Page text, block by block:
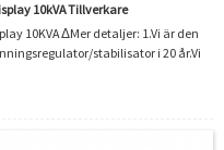
10kVA Tillverkare
10KVA ΔMer detaljer: 1.Vi är den
stabilisator i 20 år.Vi
Våra produkter var certifierade av
i Afrika, Australien, Ryssland,